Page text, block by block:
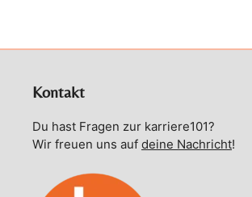
Kontakt
Du hast Fragen zur karriere101?
Wir freuen uns auf deine Nachricht!